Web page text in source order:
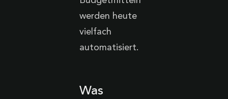
werden heute
vielfach
automatisiert.
Was